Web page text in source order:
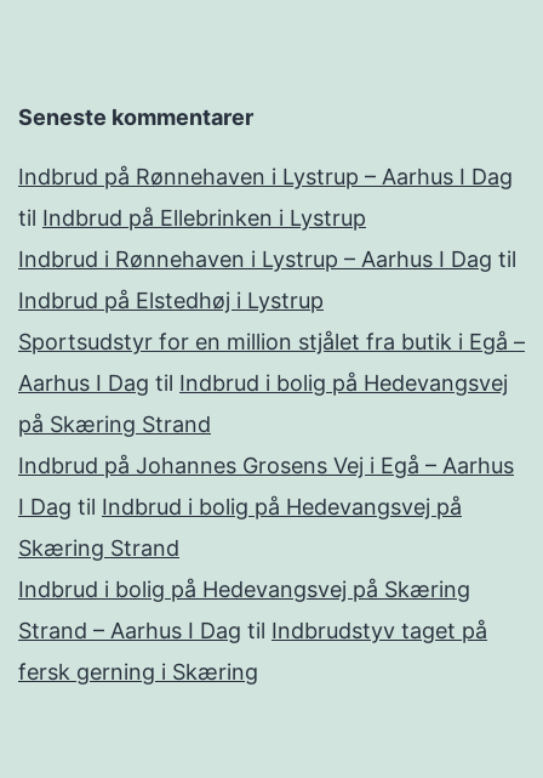
Seneste kommentarer
Indbrud på Rønnehaven i Lystrup – Aarhus I Dag
til Indbrud på Ellebrinken i Lystrup
Indbrud i Rønnehaven i Lystrup – Aarhus I Dag til
Indbrud på Elstedhøj i Lystrup
Sportsudstyr for en million stjålet fra butik i Egå –
Aarhus I Dag til Indbrud i bolig på Hedevangsvej
på Skæring Strand
Indbrud på Johannes Grosens Vej i Egå – Aarhus
I Dag til Indbrud i bolig på Hedevangsvej på
Skæring Strand
Indbrud i bolig på Hedevangsvej på Skæring
Strand – Aarhus I Dag til Indbrudstyv taget på
fersk gerning i Skæring